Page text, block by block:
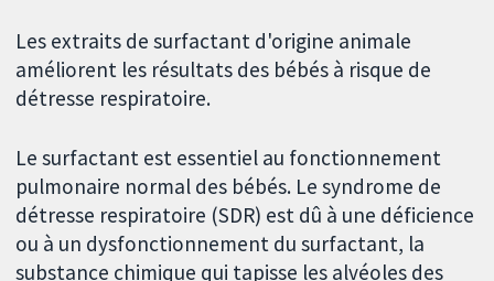
Les extraits de surfactant d'origine animale
améliorent les résultats des bébés à risque de
détresse respiratoire.
Le surfactant est essentiel au fonctionnement
pulmonaire normal des bébés. Le syndrome de
détresse respiratoire (SDR) est dû à une déficience
ou à un dysfonctionnement du surfactant, la
substance chimique qui tapisse les alvéoles des